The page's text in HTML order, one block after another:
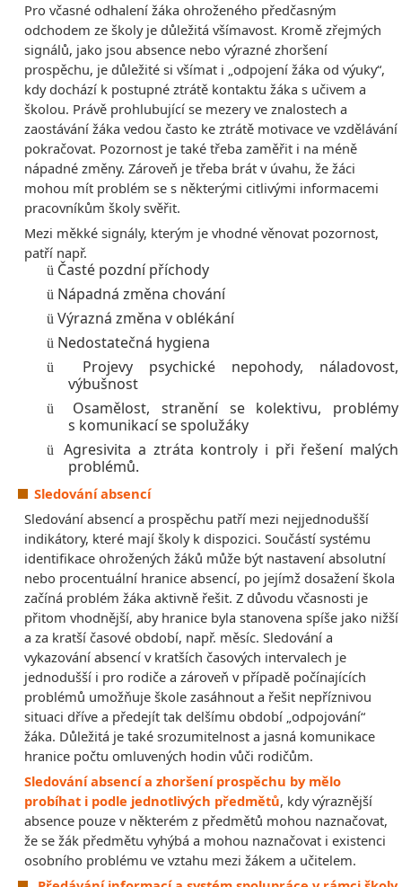
Pro včasné odhalení žáka ohroženého předčasným
odchodem ze školy je důležitá všímavost. Kromě zřejmých
signálů, jako jsou absence nebo výrazné zhoršení
prospěchu, je důležité si všímat i „odpojení žáka od výuky“,
kdy dochází k postupné ztrátě kontaktu žáka s učivem a
školou. Právě prohlubující se mezery ve znalostech a
zaostávání žáka vedou často ke ztrátě motivace ve vzdělávání
pokračovat. Pozornost je také třeba zaměřit i na méně
nápadné změny. Zároveň je třeba brát v úvahu, že žáci
mohou mít problém se s některými citlivými informacemi
pracovníkům školy svěřit.
Mezi měkké signály, kterým je vhodné věnovat pozornost,
patří např.
ü Časté pozdní příchody
ü Nápadná změna chování
ü Výrazná změna v oblékání
ü Nedostatečná hygiena
ü
Projevy psychické nepohody, náladovost,
výbušnost
ü
Osamělost, stranění se kolektivu, problémy
s komunikací se spolužáky
ü
Agresivita a ztráta kontroly i při řešení malých
problémů.
Sledování absencí
Sledování absencí a prospěchu patří mezi nejjednodušší
indikátory, které mají školy k dispozici. Součástí systému
identifikace ohrožených žáků může být nastavení absolutní
nebo procentuální hranice absencí, po jejímž dosažení škola
začíná problém žáka aktivně řešit. Z důvodu včasnosti je
přitom vhodnější, aby hranice byla stanovena spíše jako nižší
a za kratší časové období, např. měsíc. Sledování a
vykazování absencí v kratších časových intervalech je
jednodušší i pro rodiče a zároveň v případě počínajících
problémů umožňuje škole zasáhnout a řešit nepříznivou
situaci dříve a předejít tak delšímu období „odpojování“
žáka. Důležitá je také srozumitelnost a jasná komunikace
hranice počtu omluvených hodin vůči rodičům.
Sledování absencí a zhoršení prospěchu by mělo
probíhat i podle jednotlivých předmětů, kdy výraznější
absence pouze v některém z předmětů mohou naznačovat,
že se žák předmětu vyhýbá a mohou naznačovat i existenci
osobního problému ve vztahu mezi žákem a učitelem.